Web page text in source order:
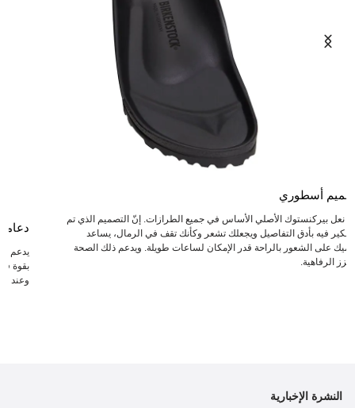
أسطوري
نعل بيركنستوك الأصلي الأساس في جميع الطرازات. إنّ التصميم الذي تم
فيه بأدق التفاصيل ويجعلك تشعر وكأنك تقف في الرمال، يساعد
على الشعور بالراحة قدر الإمكان لساعات طويلة. ويدعم ذلك الصحة
الرفاهية.
يدعم
بقوة
وعند
النشرة الإخبارية